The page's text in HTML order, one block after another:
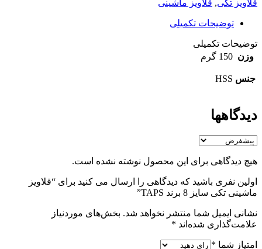
قلاویز تکی, قلاویز ماشینی
توضیحات تکمیلی
توضیحات تکمیلی
وزن 150 گرم
جنس HSS
دیدگاهها
هیچ دیدگاهی برای این محصول نوشته نشده است.
اولین نفری باشید که دیدگاهی را ارسال می کنید برای “قلاویز
ماشینی تکی سایز 8 برند TAPS”
نشانی ایمیل شما منتشر نخواهد شد. بخش‌های موردنیاز
علامت‌گذاری شده‌اند *
امتیاز شما *